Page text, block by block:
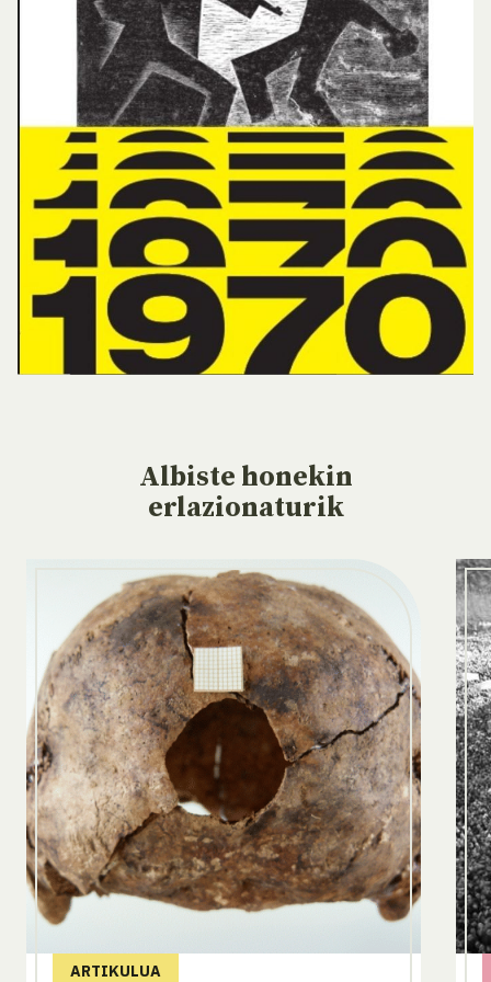
Albiste honekin
erlazionaturik
ARTIKULUA